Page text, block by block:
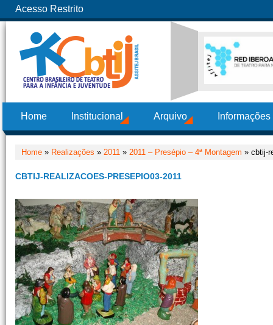
Acesso Restrito
Home Institucional Arquivo
Home » Realizações » 2011 » 2011 – Presépio – 4ª Montagem » cbtij-
CBTIJ-REALIZACOES-PRESEPIO03-2011